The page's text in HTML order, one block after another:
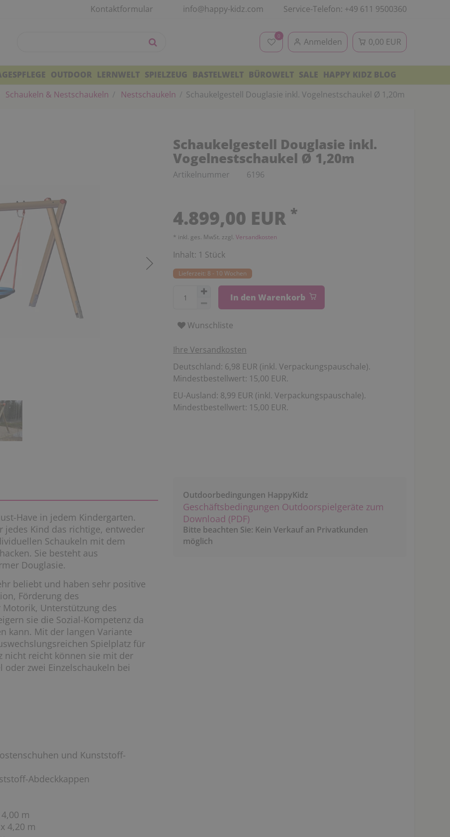
Kontaktformular info@happy-kidz.com Service-Telefon: +49 611 9500360
0
Anmelden 0,00 EUR
OUTDOOR LERNWELT SPIELZEUG BASTELWELT BÜROWELT SALE HAPPY KIDZ BLOG
Schaukeln & Nestschaukeln Nestschaukeln Schaukelgestell Douglasie inkl. Vogelnestschaukel Ø 1,20m
Schaukelgestell Douglasie inkl.
Vogelnestschaukel Ø 1,20m
Artikelnummer 6196
4.899,00 EUR *
* inkl. ges. MwSt. zzgl. Versandkosten
Inhalt: 1 Stück
Lieferzeit: 8 - 10 Wochen
In den Warenkorb
Wunschliste
Ihre Versandkosten
Deutschland: 6,98 EUR (inkl. Verpackungspauschale).
Mindestbestellwert: 15,00 EUR.
EU-Ausland: 8,99 EUR (inkl. Verpackungspauschale).
Mindestbestellwert: 15,00 EUR.
Have in jedem Kindergarten.
jedes Kind das richtige, entweder
Schaukeln mit dem
Sie besteht aus
Douglasie.
beliebt und haben sehr positive
Förderung des
Unterstützung des
sie die Sozial-Kompetenz da
kann. Mit der langen Variante
Spielplatz für
nicht reicht können sie mit der
zwei Einzelschaukeln bei
und Kunststoff-
Abdeckkappen
m
4,20 m
Outdoorbedingungen HappyKidz
Geschäftsbedingungen Outdoorspielgeräte zum
Download (PDF)
Bitte beachten Sie: Kein Verkauf an Privatkunden
möglich